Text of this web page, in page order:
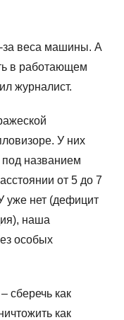
за веса машины. А
в работающем
журналист.
У них
названием
от 5 до 7
уже нет (дефицит
наша
особых
сберечь как
как